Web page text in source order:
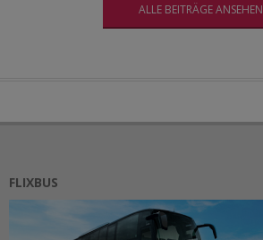
ALLE BEITRÄGE ANSEHEN
FLIXBUS